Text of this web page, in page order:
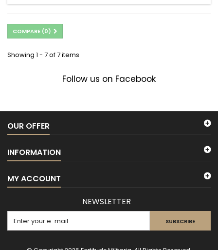
COMPARE (0)
Showing 1 - 7 of 7 items
Follow us on Facebook
OUR OFFER
INFORMATION
MY ACCOUNT
NEWSLETTER
SUBSCRIBE